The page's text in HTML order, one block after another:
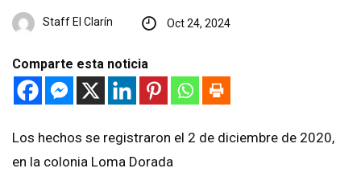
Staff El Clarín Oct 24, 2024
Comparte esta noticia
Los hechos se registraron el 2 de diciembre de 2020,
en la colonia Loma Dorada